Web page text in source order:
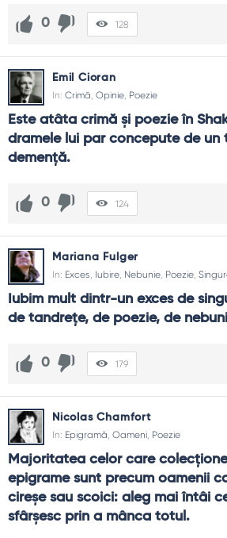
0 128
Emil Cioran
In: Crimă, Opinie, Poezie
Este atâta crimă şi poezie în
dramele lui par concepute de un
demenţă.
0 124
Mariana Fulger
In: Exces, Iubire, Nebunie, Poezie,
Iubim mult dintr-un exces de
de tandrețe, de poezie, de
0 179
Nicolas Chamfort
In: Epigramă, Oameni, Poezie
Majoritatea celor care
epigrame sunt precum oamenii
cireşe sau scoici: aleg mai întâi
sfârşesc prin a mânca totul.